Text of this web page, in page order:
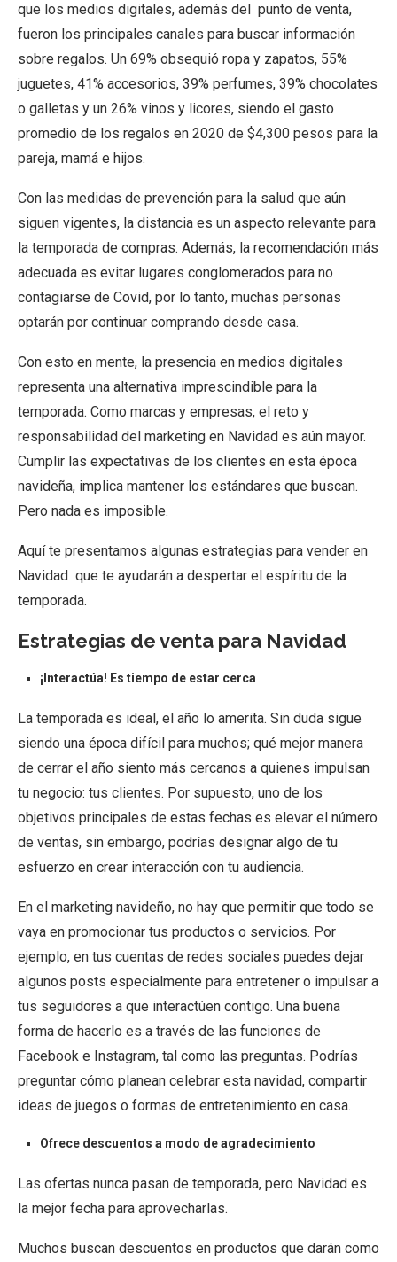
que los medios digitales, además del punto de venta,
fueron los principales canales para buscar información
sobre regalos. Un 69% obsequió ropa y zapatos, 55%
juguetes, 41% accesorios, 39% perfumes, 39% chocolates
o galletas y un 26% vinos y licores, siendo el gasto
promedio de los regalos en 2020 de $4,300 pesos para la
pareja, mamá e hijos.
Con las medidas de prevención para la salud que aún
siguen vigentes, la distancia es un aspecto relevante para
la temporada de compras. Además, la recomendación más
adecuada es evitar lugares conglomerados para no
contagiarse de Covid, por lo tanto, muchas personas
optarán por continuar comprando desde casa.
Con esto en mente, la presencia en medios digitales
representa una alternativa imprescindible para la
temporada. Como marcas y empresas, el reto y
responsabilidad del marketing en Navidad es aún mayor.
Cumplir las expectativas de los clientes en esta época
navideña, implica mantener los estándares que buscan.
Pero nada es imposible.
Aquí te presentamos algunas estrategias para vender en
Navidad que te ayudarán a despertar el espíritu de la
temporada.
Estrategias de venta para Navidad
¡Interactúa! Es tiempo de estar cerca
La temporada es ideal, el año lo amerita. Sin duda sigue
siendo una época difícil para muchos; qué mejor manera
de cerrar el año siento más cercanos a quienes impulsan
tu negocio: tus clientes. Por supuesto, uno de los
objetivos principales de estas fechas es elevar el número
de ventas, sin embargo, podrías designar algo de tu
esfuerzo en crear interacción con tu audiencia.
En el marketing navideño, no hay que permitir que todo se
vaya en promocionar tus productos o servicios. Por
ejemplo, en tus cuentas de redes sociales puedes dejar
algunos posts especialmente para entretener o impulsar a
tus seguidores a que interactúen contigo. Una buena
forma de hacerlo es a través de las funciones de
Facebook e Instagram, tal como las preguntas. Podrías
preguntar cómo planean celebrar esta navidad, compartir
ideas de juegos o formas de entretenimiento en casa.
Ofrece descuentos a modo de agradecimiento
Las ofertas nunca pasan de temporada, pero Navidad es
la mejor fecha para aprovecharlas.
Muchos buscan descuentos en productos que darán como